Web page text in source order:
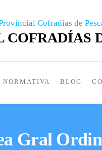
NORMATIVA BLOG
Gral